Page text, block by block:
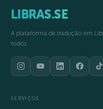
LIBRAS.SE
A plataforma de tradução em
todos.
SERVIÇOS